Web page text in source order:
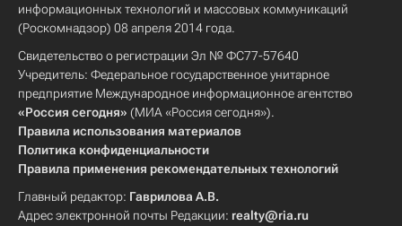
информационных технологий и массовых коммуникаций
(Роскомнадзор) 08 апреля 2014 года.
Свидетельство о регистрации Эл № ФС77-57640
Учредитель: Федеральное государственное унитарное
предприятие Международное информационное агентство
«Россия сегодня» (МИА «Россия сегодня»).
Правила использования материалов
Политика конфиденциальности
Правила применения рекомендательных технологий
Главный редактор: Гаврилова А.В.
Адрес электронной почты Редакции: realty@ria.ru